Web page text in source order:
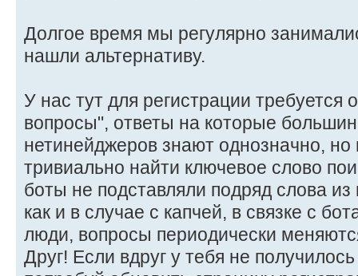
Долгое время мы регулярно
нашли альтернативу.
У нас тут для регистрации требуется
вопросы", ответы на которые
нетинейджеров знают однозначно, но
тривиально найти ключевое слово
боты не подставляли подряд слова из
как и в случае с капчей, в связке с
люди, вопросы периодически
Друг! Если вдруг у тебя не